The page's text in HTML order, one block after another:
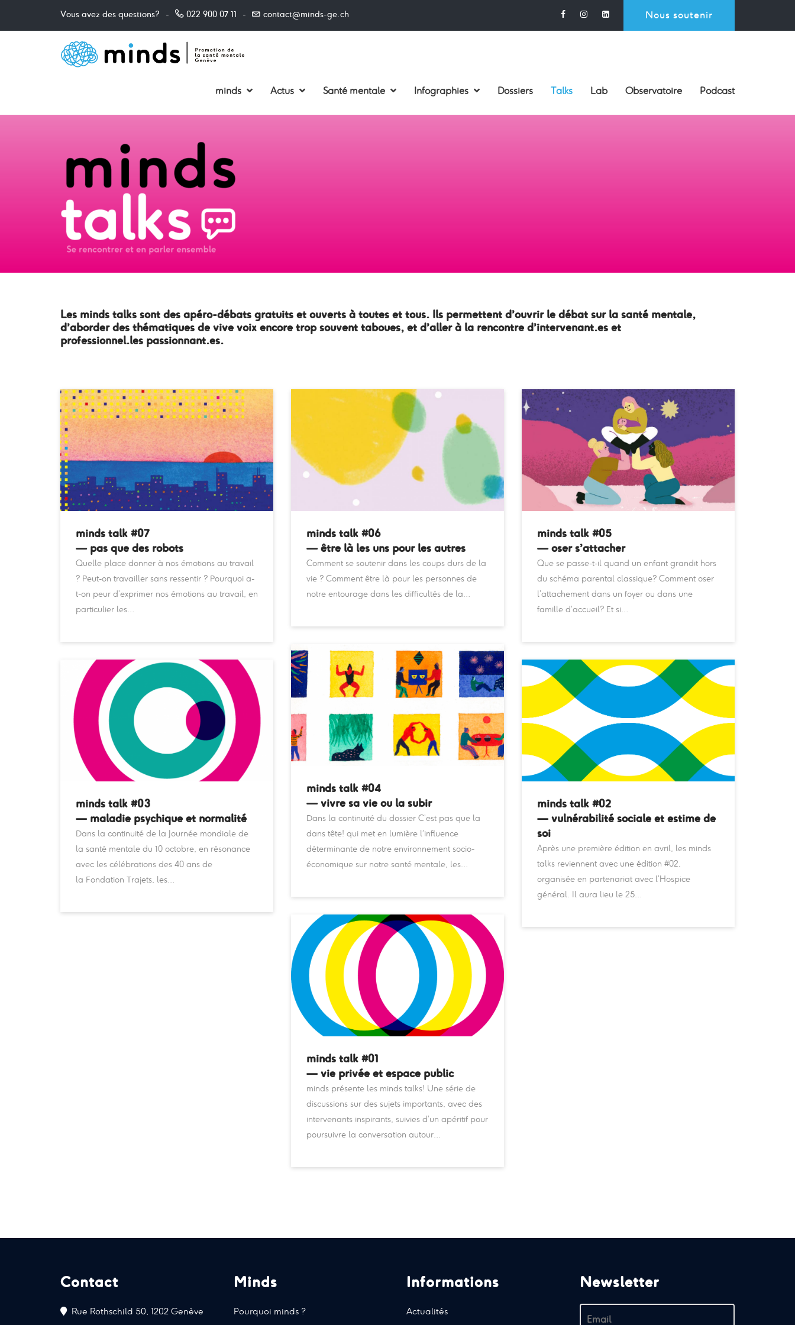
Vous avez des questions? 022 900 07 11 contact@minds-ge.ch Nous soutenir
minds Actus Santé mentale Infographies Dossiers Talks Lab Observatoire Podcast
Les minds talks sont des apéro-débats gratuits et ouverts à toutes et tous. Ils permettent d’ouvrir le débat sur la santé mentale,
d’aborder des thématiques de vive voix encore trop souvent taboues, et d’aller à la rencontre d’intervenant.es et
professionnel.les passionnant.es.
minds talk #07
— pas que des robots
Quelle place donner à nos émotions au travail
? Peut-on travailler sans ressentir ? Pourquoi a-
t-on peur d’exprimer nos émotions au travail, en
particulier les…
minds talk #06
— être là les uns pour les autres
Comment se soutenir dans les coups durs de la
vie ? Comment être là pour les personnes de
notre entourage dans les difficultés de la…
minds talk #05
— oser s’attacher
Que se passe-t-il quand un enfant grandit hors
du schéma parental classique? Comment oser
l’attachement dans un foyer ou dans une
famille d’accueil? Et si…
minds talk #04
— vivre sa vie ou la subir
Dans la continuité du dossier C’est pas que la
dans tête! qui met en lumière l’influence
déterminante de notre environnement socio-
économique sur notre santé mentale, les…
minds talk #03
— maladie psychique et normalité
Dans la continuité de la Journée mondiale de
la santé mentale du 10 octobre, en résonance
avec les célébrations des 40 ans de
la Fondation Trajets, les…
minds talk #02
— vulnérabilité sociale et estime de
soi
Après une première édition en avril, les minds
talks reviennent avec une édition #02,
organisée en partenariat avec l’Hospice
général. Il aura lieu le 25…
minds talk #01
— vie privée et espace public
minds présente les minds talks! Une série de
discussions sur des sujets importants, avec des
intervenants inspirants, suivies d’un apéritif pour
poursuivre la conversation autour…
Contact
Rue Rothschild 50, 1202 Genève
Minds
Pourquoi minds ?
Informations
Actualités
Newsletter